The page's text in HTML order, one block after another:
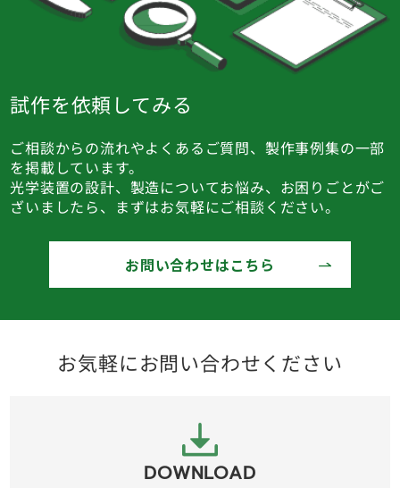
試作を依頼してみる
ご相談からの流れやよくあるご質問、製作事例集の一部
を掲載しています。
光学装置の設計、製造についてお悩み、お困りごとがご
ざいましたら、まずはお気軽にご相談ください。
お問い合わせはこちら
お気軽にお問い合わせください
DOWNLOAD